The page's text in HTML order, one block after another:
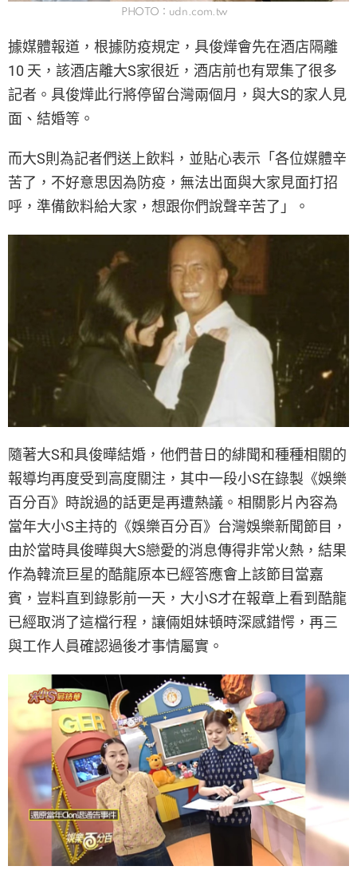
PHOTO：udn.com.tw
據媒體報道，根據防疫規定，具俊燁會先在酒店隔離
10 天，該酒店離大S家很近，酒店前也有眾集了很多
記者。具俊燁此行將停留台灣兩個月，與大S的家人見
面、結婚等。
而大S則為記者們送上飲料，並貼心表示「各位媒體辛
苦了，不好意思因為防疫，無法出面與大家見面打招
呼，準備飲料給大家，想跟你們說聲辛苦了」。
隨著大S和具俊曄結婚，他們昔日的緋聞和種種相關的
報導均再度受到高度關注，其中一段小S在錄製《娛樂
百分百》時說過的話更是再遭熱議。相關影片內容為
當年大小S主持的《娛樂百分百》台灣娛樂新聞節目，
由於當時具俊曄與大S戀愛的消息傳得非常火熱，結果
作為韓流巨星的酷龍原本已經答應會上該節目當嘉
賓，豈料直到錄影前一天，大小S才在報章上看到酷龍
已經取消了這檔行程，讓倆姐妹頓時深感錯愕，再三
與工作人員確認過後才事情屬實。